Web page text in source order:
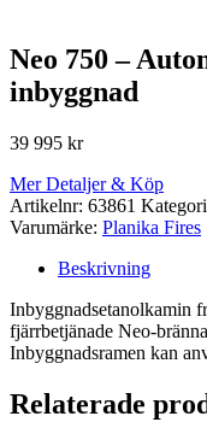
Neo 750 –
inbyggnad
39 995 kr
Mer Detaljer & Köp
Artikelnr: 63861
Varumärke: Planika Fires
Beskrivning
Inbyggnadsetanolkamin
fjärrbetjänade Neo-
Inbyggnadsramen kan
Relaterade